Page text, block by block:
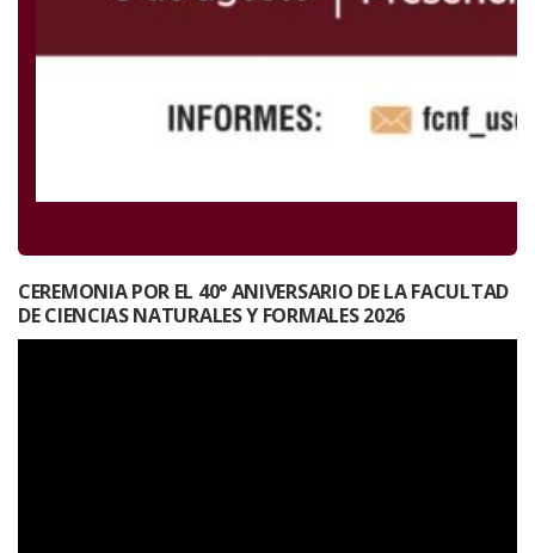
CEREMONIA POR EL 40° ANIVERSARIO DE LA FACULTAD
DE CIENCIAS NATURALES Y FORMALES 2026